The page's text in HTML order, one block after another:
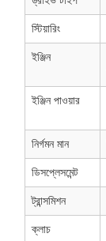
স্টিয়ারিং
ইঞ্জিন
ইঞ্জিন পাওয়ার
নির্গমন মান
ডিসপ্লেসমেন্ট
ট্রান্সমিশন
ক্লাচ